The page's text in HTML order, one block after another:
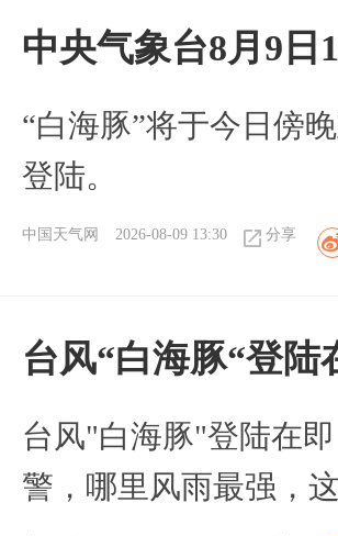
中央气象台8月9日
“白海豚”将于今日傍
登陆。
中国天气网 2026-08-09 13:30 分享
台风“白海豚“登
台风"白海豚"登陆在
警，哪里风雨最强，